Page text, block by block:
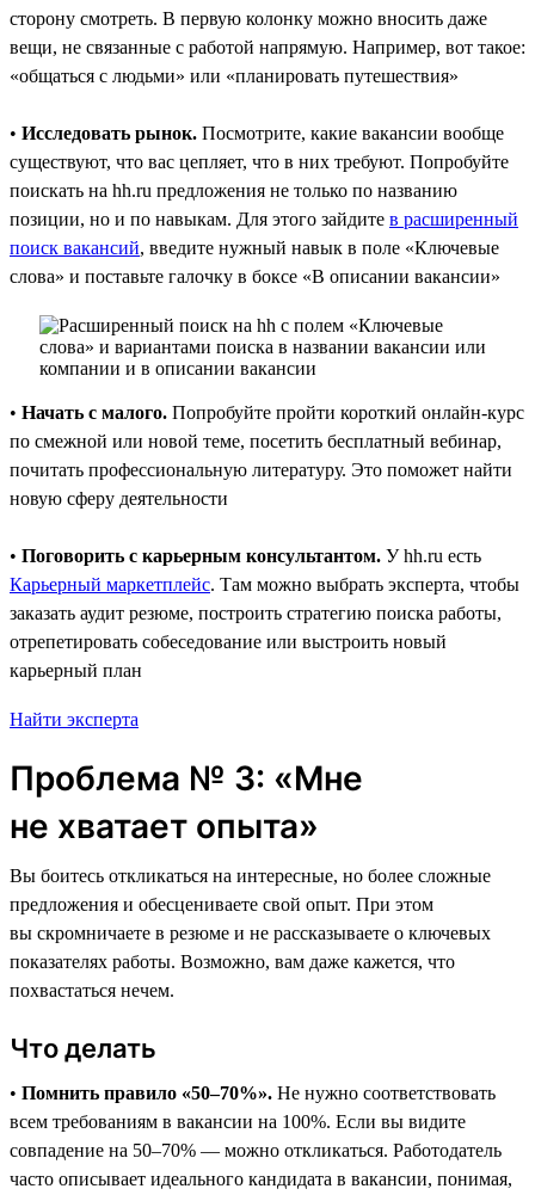
сторону смотреть. В первую колонку можно вносить даже
вещи, не связанные с работой напрямую. Например, вот такое:
«общаться с людьми» или «планировать путешествия»
• Исследовать рынок. Посмотрите, какие вакансии вообще
существуют, что вас цепляет, что в них требуют. Попробуйте
поискать на hh.ru предложения не только по названию
позиции, но и по навыкам. Для этого зайдите в расширенный
поиск вакансий, введите нужный навык в поле «Ключевые
слова» и поставьте галочку в боксе «В описании вакансии»
• Начать с малого. Попробуйте пройти короткий онлайн-курс
по смежной или новой теме, посетить бесплатный вебинар,
почитать профессиональную литературу. Это поможет найти
новую сферу деятельности
• Поговорить с карьерным консультантом. У hh.ru есть
Карьерный маркетплейс. Там можно выбрать эксперта, чтобы
заказать аудит резюме, построить стратегию поиска работы,
отрепетировать собеседование или выстроить новый
карьерный план
Найти эксперта
Проблема № 3: «Мне
не хватает опыта»
Вы боитесь откликаться на интересные, но более сложные
предложения и обесцениваете свой опыт. При этом
вы скромничаете в резюме и не рассказываете о ключевых
показателях работы. Возможно, вам даже кажется, что
похвастаться нечем.
Что делать
• Помнить правило «50–70%». Не нужно соответствовать
всем требованиям в вакансии на 100%. Если вы видите
совпадение на 50–70% — можно откликаться. Работодатель
часто описывает идеального кандидата в вакансии, понимая,